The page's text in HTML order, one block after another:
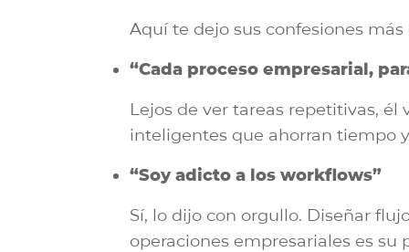
Aquí te dejo sus confesiones
“Cada proceso empresarial,
Lejos de ver tareas repetitivas,
inteligentes que ahorran tiempo
“Soy adicto a los workflows”
Sí, lo dijo con orgullo. Diseñar
operaciones empresariales es su